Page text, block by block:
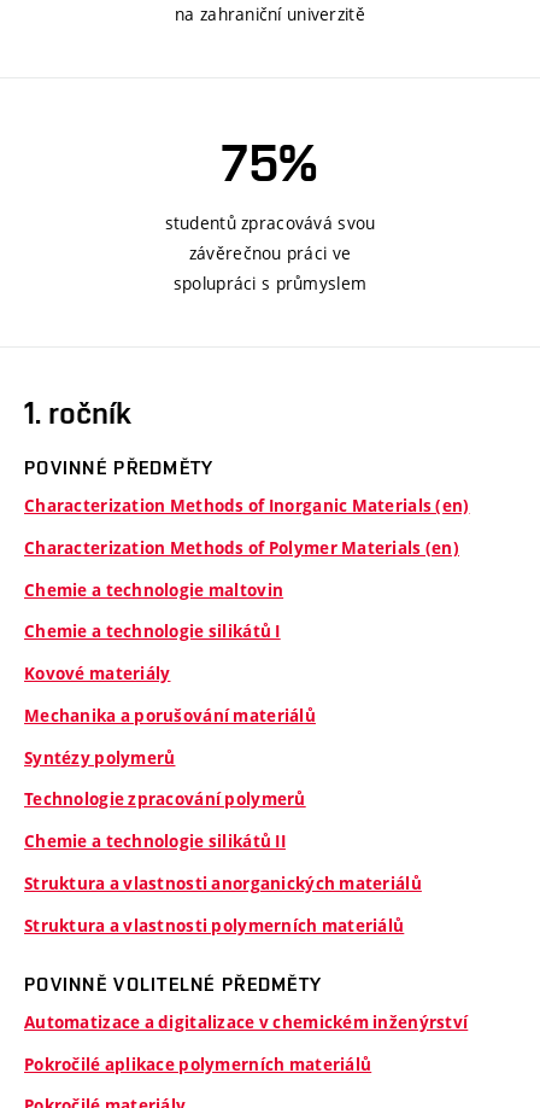
na zahraniční univerzitě
75%
studentů zpracovává svou
závěrečnou práci ve
spolupráci s průmyslem
1. ročník
POVINNÉ PŘEDMĚTY
Characterization Methods of Inorganic Materials (en)
Characterization Methods of Polymer Materials (en)
Chemie a technologie maltovin
Chemie a technologie silikátů I
Kovové materiály
Mechanika a porušování materiálů
Syntézy polymerů
Technologie zpracování polymerů
Chemie a technologie silikátů II
Struktura a vlastnosti anorganických materiálů
Struktura a vlastnosti polymerních materiálů
POVINNĚ VOLITELNÉ PŘEDMĚTY
Automatizace a digitalizace v chemickém inženýrství
Pokročilé aplikace polymerních materiálů